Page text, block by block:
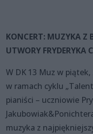
KONCERT: MUZYKA Z
UTWORY
W DK 13 Muz w
w ramach cyklu
pianiści – uczniowie
muzyka z